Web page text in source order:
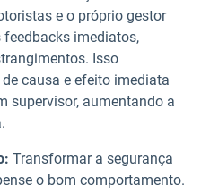
e o próprio gestor
feedbacks imediatos,
Isso
causa e efeito imediata
supervisor, aumentando a
Transformar a segurança
o bom comportamento.